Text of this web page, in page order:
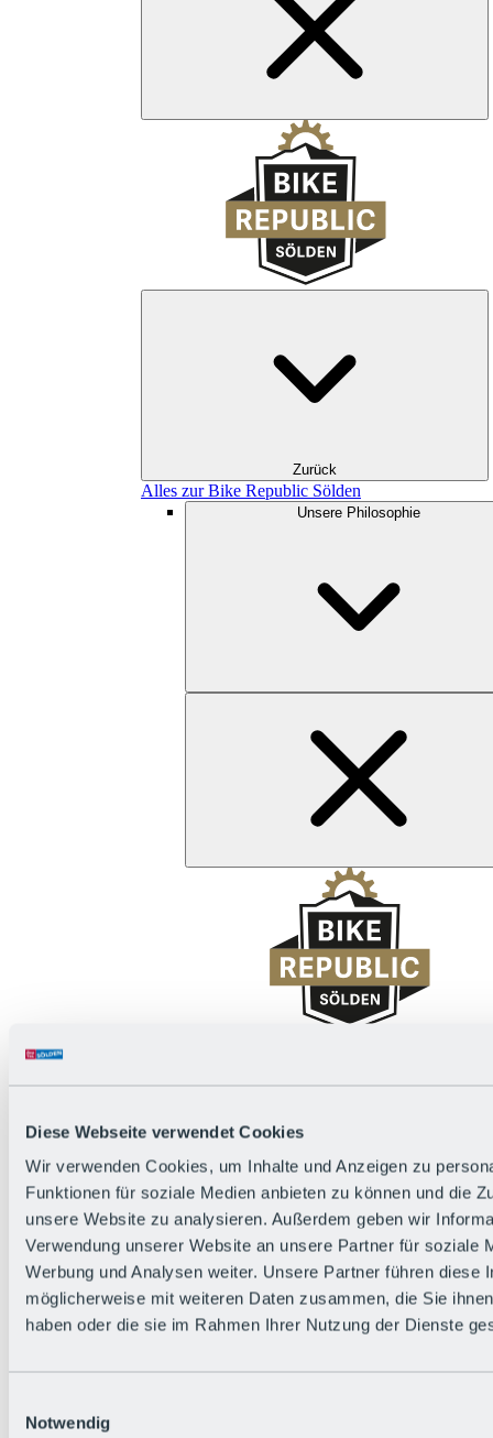
Diese Webseite verwendet Cookies
Wir verwenden Cookies, um Inhalte und Anzeigen zu
Funktionen für soziale Medien anbieten zu können und die
unsere Website zu analysieren. Außerdem geben wir
Verwendung unserer Website an unsere Partner für soziale
Werbung und Analysen weiter. Unsere Partner führen diese
möglicherweise mit weiteren Daten zusammen, die Sie
haben oder die sie im Rahmen Ihrer Nutzung der Dienste
Notwendig
Zurück
Alles zur Bike Republic Sölden
Unsere Philosophie
Zurück
Die flowigste Nation der Alpen
Facts
Bürger:in werden
FAQs
Bikepark-Rules
Bikepark-Partnerschaften